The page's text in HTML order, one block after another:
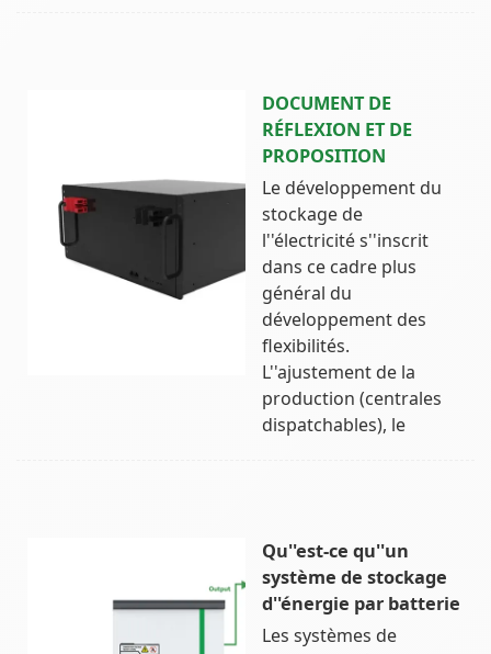
DOCUMENT DE
RÉFLEXION ET DE
PROPOSITION
Le développement du
stockage de
l''électricité s''inscrit
dans ce cadre plus
général du
développement des
flexibilités.
L''ajustement de la
production (centrales
dispatchables), le
Qu''est-ce qu''un
système de stockage
d''énergie par batterie
Les systèmes de